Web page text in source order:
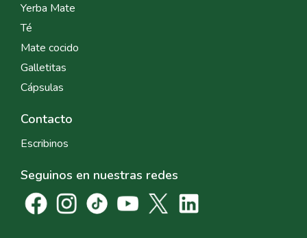
Yerba Mate
Té
Mate cocido
Galletitas
Cápsulas
Contacto
Escribinos
Seguinos en nuestras redes